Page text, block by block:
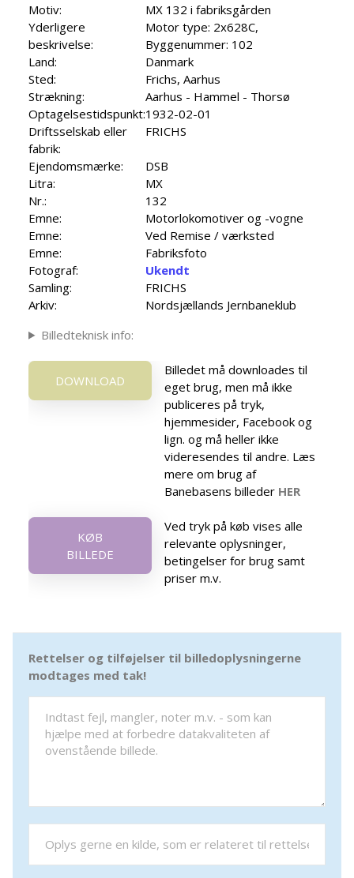
Motiv:
MX 132 i fabriksgården
Yderligere
beskrivelse:
Motor type: 2x628C,
Byggenummer: 102
Land:
Danmark
Sted:
Frichs, Aarhus
Strækning:
Aarhus - Hammel - Thorsø
Optagelsestidspunkt:1932-02-01
Driftsselskab eller
fabrik:
FRICHS
Ejendomsmærke:
DSB
Litra:
MX
Nr.:
132
Emne:
Motorlokomotiver og -vogne
Emne:
Ved Remise / værksted
Emne:
Fabriksfoto
Fotograf:
Ukendt
Samling:
FRICHS
Arkiv:
Nordsjællands Jernbaneklub
Billedteknisk info:
DOWNLOAD
Billedet må downloades til
eget brug, men må ikke
publiceres på tryk,
hjemmesider, Facebook og
lign. og må heller ikke
videresendes til andre. Læs
mere om brug af
Banebasens billeder HER
KØB
BILLEDE
Ved tryk på køb vises alle
relevante oplysninger,
betingelser for brug samt
priser m.v.
Rettelser og tilføjelser til billedoplysningerne
modtages med tak!